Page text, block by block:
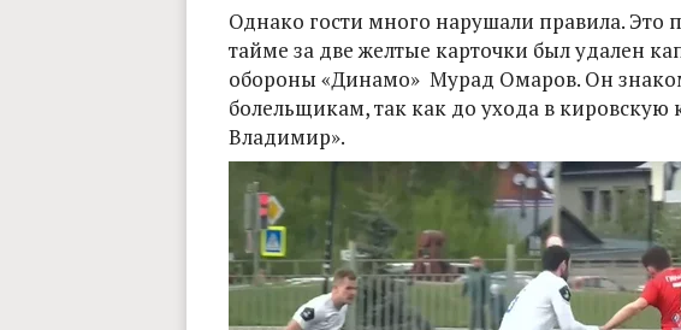
Однако гости много нарушали правила. Это
тайме за две желтые карточки был удален
обороны «Динамо» Мурад Омаров. Он
болельщикам, так как до ухода в кировскую
Владимир».